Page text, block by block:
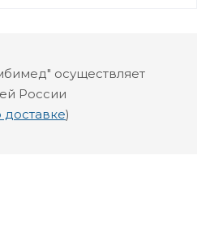
осуществляет
России
)